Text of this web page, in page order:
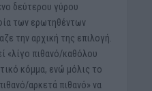
δεύτερου γύρου
των ερωτηθέντων
την αρχική της επιλογή.
«λίγο πιθανό/καθόλου
κόμμα, ενώ μόλις το
αρκετά πιθανό» να